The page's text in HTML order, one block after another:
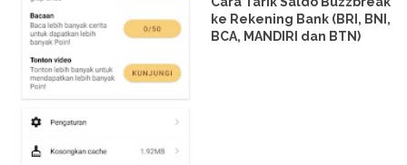
ke Rekening Bank (BRI, BNI,
BCA, MANDIRI dan BTN)